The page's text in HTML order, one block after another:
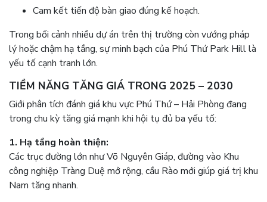
Cam kết tiến độ bàn giao đúng kế hoạch.
Trong bối cảnh nhiều dự án trên thị trường còn vướng pháp
lý hoặc chậm hạ tầng, sự minh bạch của Phú Thứ Park Hill là
yếu tố cạnh tranh lớn.
TIỀM NĂNG TĂNG GIÁ TRONG 2025 – 2030
Giới phân tích đánh giá khu vực Phú Thứ – Hải Phòng đang
trong chu kỳ tăng giá mạnh khi hội tụ đủ ba yếu tố:
1. Hạ tầng hoàn thiện:
Các trục đường lớn như Võ Nguyên Giáp, đường vào Khu
công nghiệp Tràng Duệ mở rộng, cầu Rào mới giúp giá trị khu
Nam tăng nhanh.